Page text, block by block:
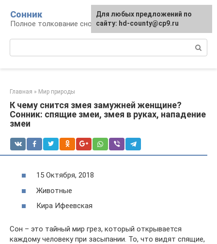
контенту
Сонник
Полное толкование снов
Главная » Мир природы
К чему снится змея замужней женщине?
Сонник: спящие змеи, змея в руках, нападение
змеи
15 Октября, 2018
Животные
Кира Ифеевская
Сон – это тайный мир грез, который открывается
каждому человеку при засыпании. То, что видят спящие,
Для любых предложений по
сайту: hd-county@cp9.ru